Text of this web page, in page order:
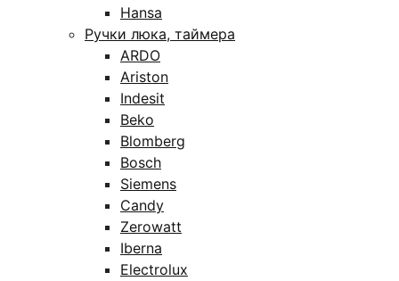
Hansa
Ручки люка, таймера
ARDO
Ariston
Indesit
Beko
Blomberg
Bosch
Siemens
Candy
Zerowatt
Iberna
Electrolux